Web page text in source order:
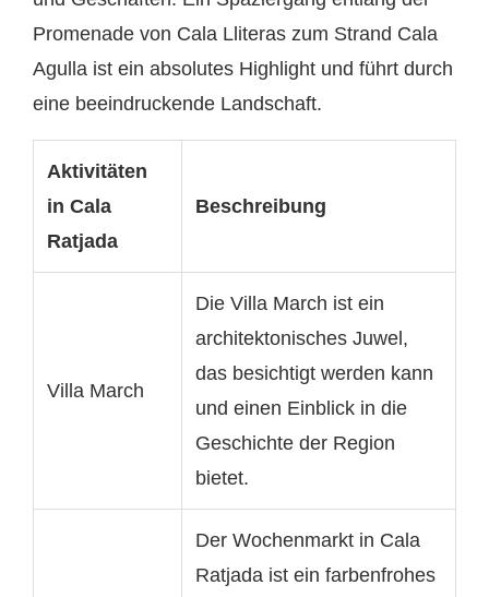
Promenade von Cala Lliteras zum Strand Cala
Agulla ist ein absolutes Highlight und führt durch
eine beeindruckende Landschaft.
Aktivitäten
in Cala
Ratjada
Beschreibung
Villa March
Die Villa March ist ein
architektonisches Juwel,
das besichtigt werden kann
und einen Einblick in die
Geschichte der Region
bietet.
Der Wochenmarkt in Cala
Ratjada ist ein farbenfrohes